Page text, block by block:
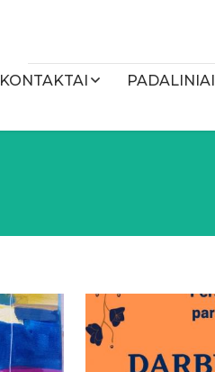
KONTAKTAI PADALINIAI